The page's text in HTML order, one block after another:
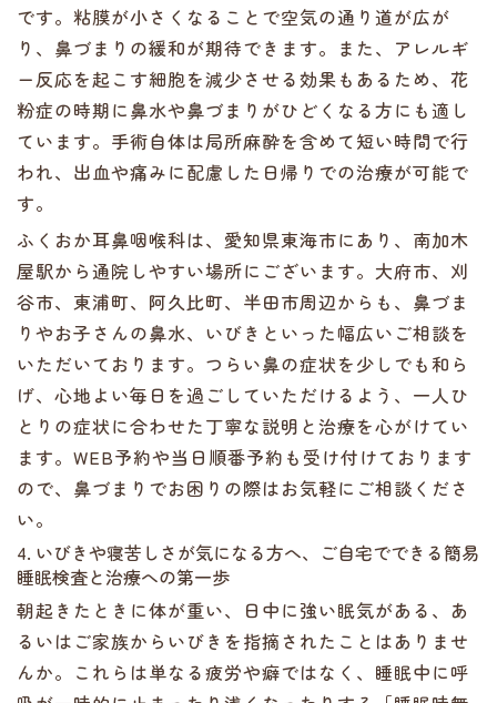
です。粘膜が小さくなることで空気の通り道が広が
り、鼻づまりの緩和が期待できます。また、アレルギ
ー反応を起こす細胞を減少させる効果もあるため、花
粉症の時期に鼻水や鼻づまりがひどくなる方にも適し
ています。手術自体は局所麻酔を含めて短い時間で行
われ、出血や痛みに配慮した日帰りでの治療が可能で
す。
ふくおか耳鼻咽喉科は、愛知県東海市にあり、南加木
屋駅から通院しやすい場所にございます。大府市、刈
谷市、東浦町、阿久比町、半田市周辺からも、鼻づま
りやお子さんの鼻水、いびきといった幅広いご相談を
いただいております。つらい鼻の症状を少しでも和ら
げ、心地よい毎日を過ごしていただけるよう、一人ひ
とりの症状に合わせた丁寧な説明と治療を心がけてい
ます。WEB予約や当日順番予約も受け付けております
ので、鼻づまりでお困りの際はお気軽にご相談くださ
い。
4. いびきや寝苦しさが気になる方へ、ご自宅でできる簡易
睡眠検査と治療への第一歩
朝起きたときに体が重い、日中に強い眠気がある、あ
るいはご家族からいびきを指摘されたことはありませ
んか。これらは単なる疲労や癖ではなく、睡眠中に呼